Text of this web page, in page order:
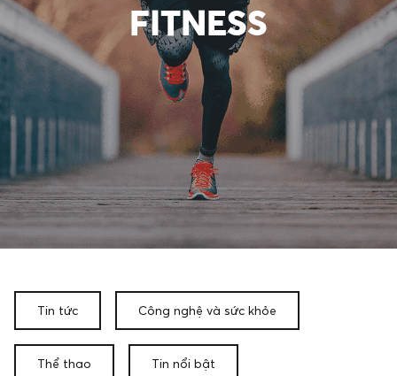
FITNESS
Tin tức Công nghệ và sức khỏe
Thể thao Tin nổi bật